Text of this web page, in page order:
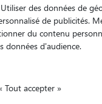
des données de
de
du contenu
données d'audience.
Tout accepter »